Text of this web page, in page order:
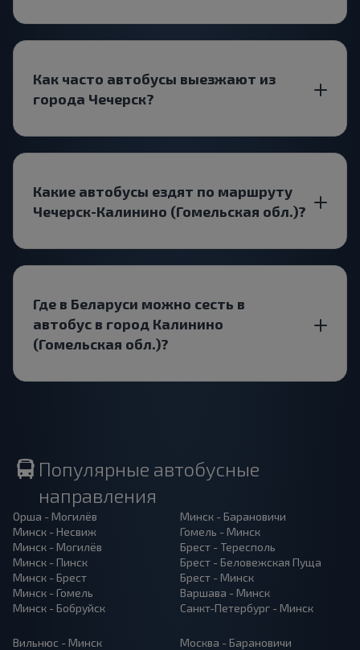
Как часто автобусы выезжают из
города Чечерск?
Какие автобусы ездят по маршруту
Чечерск-Калинино (Гомельская обл.)?
Где в Беларуси можно сесть в
автобус в город Калинино
(Гомельская обл.)?
Популярные автобусные
направления
Орша - Могилёв
Минск - Несвиж
Минск - Могилёв
Минск - Пинск
Минск - Брест
Минск - Гомель
Минск - Бобруйск
Минск - Барановичи
Гомель - Минск
Брест - Тересполь
Брест - Беловежская Пуща
Брест - Минск
Варшава - Минск
Санкт-Петербург - Минск
Вильнюс - Минск
Москва - Барановичи